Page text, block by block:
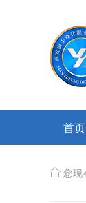
首页
您现